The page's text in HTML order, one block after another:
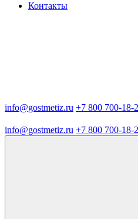
Контакты
info@gostmetiz.ru +7 800 700-18-
info@gostmetiz.ru +7 800 700-18-